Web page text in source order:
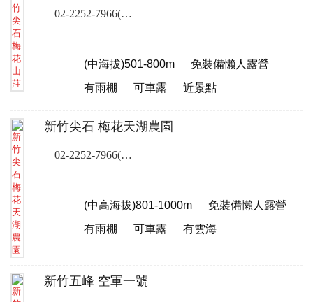
02-2252-7966(露營樂訂位專線)
(中海拔)501-800m
免裝備懶人露營
有雨棚
可車露 近景點
新竹尖石 梅花天湖農園
02-2252-7966(露營樂訂位專線)
(中高海拔)801-1000m
免裝備懶人露營
有雨棚
可車露 有雲海
新竹五峰 空軍一號